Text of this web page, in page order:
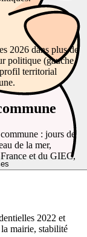
2026 dans plus de
politique (gauche,
territorial
: jours de
de la mer,
France et du GIEC,
2022 et
mairie, stabilité